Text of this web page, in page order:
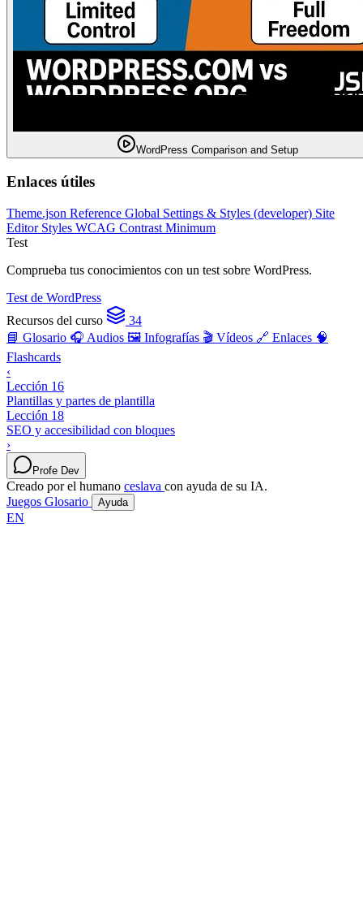
WordPress Comparison and Setup
Enlaces útiles
Theme.json Reference Global Settings & Styles (developer) Site
Editor Styles WCAG Contrast Minimum
Test
Comprueba tus conocimientos con un test sobre WordPress.
Test de WordPress
Recursos del curso
34
📘 Glosario 🎧 Audios 🖼️ Infografías 🎬 Vídeos 🔗 Enlaces 🧠
Flashcards
‹
Lección 16
Plantillas y partes de plantilla
Lección 18
SEO y accesibilidad con bloques
›
Profe Dev
Creado por el humano ceslava con ayuda de su IA.
Juegos Glosario Ayuda
EN